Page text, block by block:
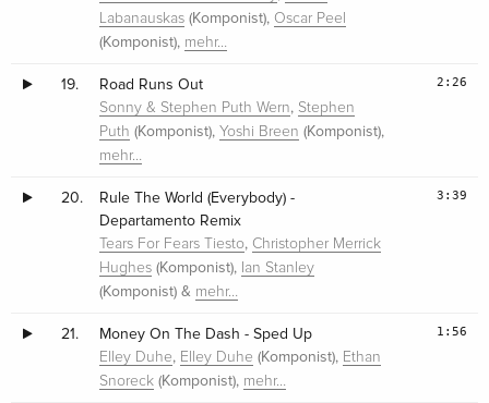
Labanauskas (Komponist), Oscar Peel
(Komponist), mehr…
19. Road Runs Out
Sonny & Stephen Puth Wern, Stephen
Puth (Komponist),Yoshi Breen (Komponist),
mehr…
2:26
20.
Rule The World (Everybody) -
Departamento Remix
Tears For Fears Tiesto, Christopher Merrick
Hughes (Komponist), Ian Stanley
(Komponist) & mehr…
3:39
21. Money On The Dash - Sped Up
Elley Duhe, Elley Duhe (Komponist), Ethan
Snoreck (Komponist), mehr…
1:56